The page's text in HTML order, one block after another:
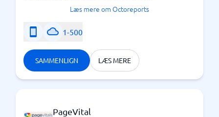
Læs mere om Octoreports
1-500
SAMMENLIGN LÆS MERE
PageVital